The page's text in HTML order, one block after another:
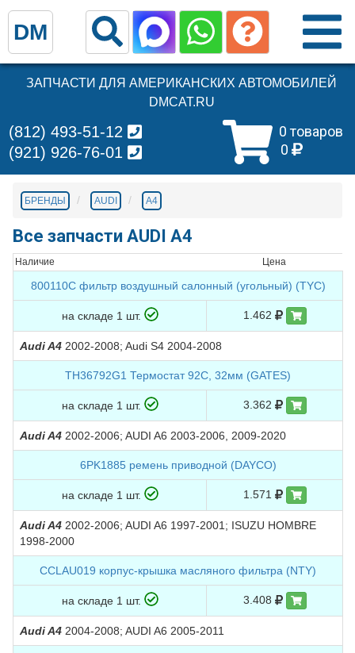
ЗАПЧАСТИ ДЛЯ АМЕРИКАНСКИХ АВТОМОБИЛЕЙ
DMCAT.RU
0 товаров
0
(812) 493-51-12
(921) 926-76-01
БРЕНДЫ AUDI A4
Все запчасти AUDI A4
Наличие Цена
800110C фильтр воздушный салонный (угольный) (TYC)
на складе 1 шт. 1.462
Audi A4 2002-2008; Audi S4 2004-2008
TH36792G1 Термостат 92C, 32мм (GATES)
на складе 1 шт. 3.362
Audi A4 2002-2006; AUDI A6 2003-2006, 2009-2020
6PK1885 ремень приводной (DAYCO)
на складе 1 шт. 1.571
Audi A4 2002-2006; AUDI A6 1997-2001; ISUZU HOMBRE
1998-2000
CCLAU019 корпус-крышка масляного фильтра (NTY)
на складе 1 шт. 3.408
Audi A4 2004-2008; AUDI A6 2005-2011
DM